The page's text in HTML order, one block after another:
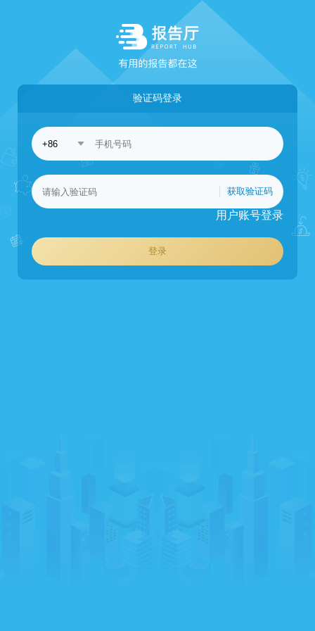
验证码登录
获取验证码
用户账号登录
登录